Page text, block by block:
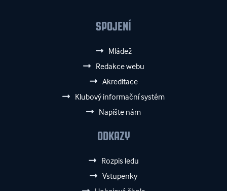
SPOJENÍ
Mládež
Redakce webu
Akreditace
Klubový informační systém
Napište nám
ODKAZY
Rozpis ledu
Vstupenky